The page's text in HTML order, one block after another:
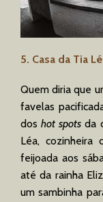
5. Casa da Tia
Quem diria que
favelas
doshot spotsda
Léa, cozinheira
feijoada aos
até da rainha
um sambinha